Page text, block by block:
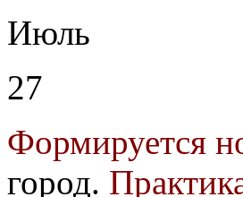
Июль
27
Формируется
город.